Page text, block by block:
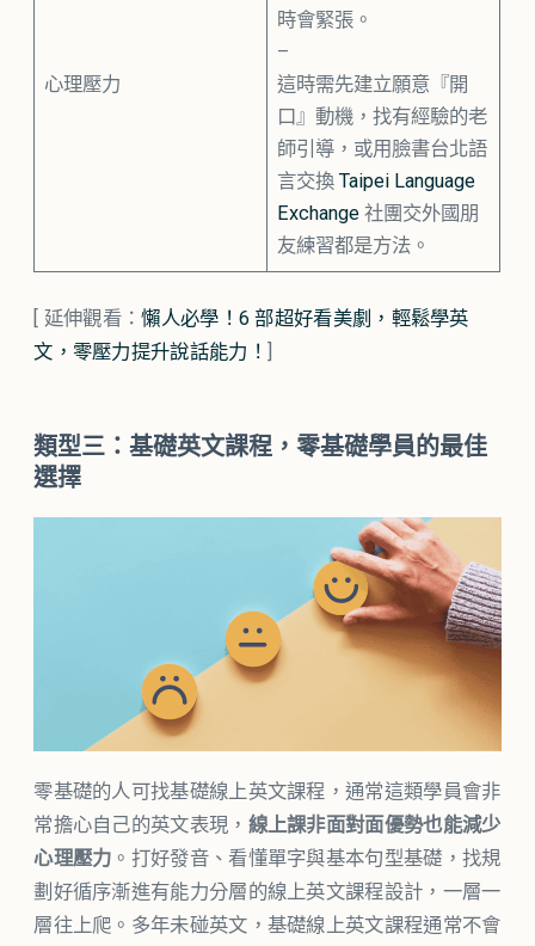
心理壓力
時會緊張。
–
這時需先建立願意『開
口』動機，找有經驗的老
師引導，或用臉書台北語
言交換Taipei Language
Exchange 社團交外國朋
友練習都是方法。
[ 延伸觀看：懶人必學！6 部超好看美劇，輕鬆學英
文，零壓力提升說話能力！ ]
類型三：基礎英文課程，零基礎學員的最佳
選擇
零基礎的人可找基礎線上英文課程，通常這類學員會非
常擔心自己的英文表現， 線上課非面對面優勢也能減少
心理壓力 。打好發音、看懂單字與基本句型基礎，找規
劃好循序漸進有能力分層的線上英文課程設計，一層一
層往上爬。多年未碰英文，基礎線上英文課程通常不會